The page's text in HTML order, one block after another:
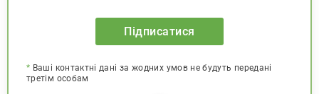
Підписатися
* Ваші контактні дані за жодних умов не будуть передані
третім особам